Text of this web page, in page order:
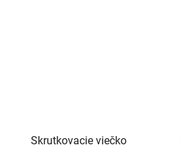
Skrutkovacie viečko